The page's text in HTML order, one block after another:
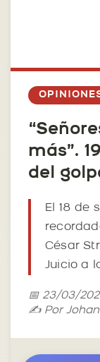
más”.
del
El 18 de
César
Juicio a
📅 23/03/
✍️ Por